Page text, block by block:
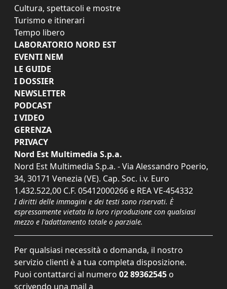
Cultura, spettacoli e mostre
Turismo e itinerari
Tempo libero
LABORATORIO NORD EST
EVENTI NEM
LE GUIDE
I DOSSIER
NEWSLETTER
PODCAST
I VIDEO
GERENZA
PRIVACY
Nord Est Multimedia S.p.a.
Nord Est Multimedia S.p.a. - Via Alessandro Poerio,
34, 30171 Venezia (VE). Cap. Soc. i.v. Euro
1.432.522,00 C.F. 05412000266 e REA VE-454332
I diritti delle immagini e dei testi sono riservati. È
espressamente vietata la loro riproduzione con qualsiasi
mezzo e l'adattamento totale o parziale.
Per qualsiasi necessità o domanda, il nostro
servizio clienti è a tua completa disposizione.
Puoi contattarci al numero 02 89362545 o
scrivendo una mail a